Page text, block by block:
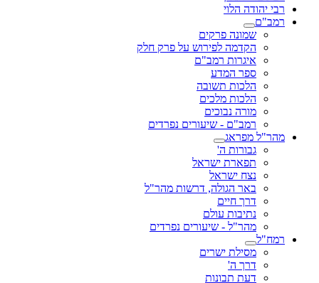
רבי יהודה הלוי
רמב"ם
שמונה פרקים
הקדמה לפירוש על פרק חלק
איגרות רמב"ם
ספר המדע
הלכות תשובה
הלכות מלכים
מורה נבוכים
רמב"ם - שיעורים נפרדים
מהר"ל מפראג
גבורות ה'
תפארת ישראל
נצח ישראל
באר הגולה, דרשות מהר"ל
דרך חיים
נתיבות עולם
מהר"ל - שיעורים נפרדים
רמח"ל
מסילת ישרים
דרך ה'
דעת תבונות